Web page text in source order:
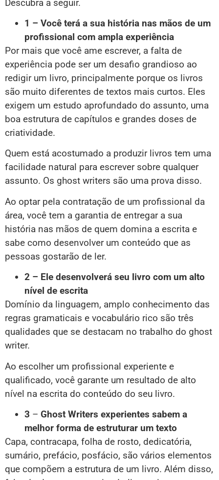
Descubra a seguir.
1 – Você terá a sua história nas mãos de um
profissional com ampla experiência
Por mais que você ame escrever, a falta de
experiência pode ser um desafio grandioso ao
redigir um livro, principalmente porque os livros
são muito diferentes de textos mais curtos. Eles
exigem um estudo aprofundado do assunto, uma
boa estrutura de capítulos e grandes doses de
criatividade.
Quem está acostumado a produzir livros tem uma
facilidade natural para escrever sobre qualquer
assunto. Os ghost writers são uma prova disso.
Ao optar pela contratação de um profissional da
área, você tem a garantia de entregar a sua
história nas mãos de quem domina a escrita e
sabe como desenvolver um conteúdo que as
pessoas gostarão de ler.
2 – Ele desenvolverá seu livro com um alto
nível de escrita
Domínio da linguagem, amplo conhecimento das
regras gramaticais e vocabulário rico são três
qualidades que se destacam no trabalho do ghost
writer.
Ao escolher um profissional experiente e
qualificado, você garante um resultado de alto
nível na escrita do conteúdo do seu livro.
3 – Ghost Writers experientes sabem a
melhor forma de estruturar um texto
Capa, contracapa, folha de rosto, dedicatória,
sumário, prefácio, posfácio, são vários elementos
que compõem a estrutura de um livro. Além disso,